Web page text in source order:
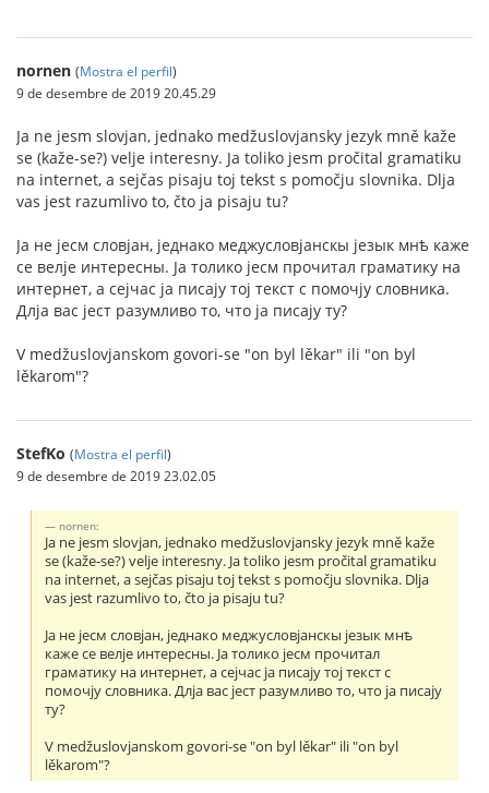
nornen (Mostra el perfil)
9 de desembre de 2019 20.45.29
Ja ne jesm slovjan, jednako medžuslovjansky jezyk mně kaže
se (kaže-se?) velje interesny. Ja toliko jesm pročital gramatiku
na internet, a sejčas pisaju toj tekst s pomočju slovnika. Dlja
vas jest razumlivo to, čto ja pisaju tu?
Jа не jесм словjан, jеднако меджусловjанскы jезык мнѣ каже
се велjе интересны. Jа толико jесм прочитал граматику на
интернет, а сеjчас jа писаjу тоj текст с помочjу словника.
Длjа вас jест разумливо то, что jа писаjу ту?
V medžuslovjanskom govori-se "on byl lěkar" ili "on byl
lěkarom"?
StefKo (Mostra el perfil)
9 de desembre de 2019 23.02.05
nornen:
Ja ne jesm slovjan, jednako medžuslovjansky jezyk mně kaže
se (kaže-se?) velje interesny. Ja toliko jesm pročital gramatiku
na internet, a sejčas pisaju toj tekst s pomočju slovnika. Dlja
vas jest razumlivo to, čto ja pisaju tu?
Jа не jесм словjан, jеднако меджусловjанскы jезык мнѣ
каже се велjе интересны. Jа толико jесм прочитал
граматику на интернет, а сеjчас jа писаjу тоj текст с
помочjу словника. Длjа вас jест разумливо то, что jа писаjу
ту?
V medžuslovjanskom govori-se "on byl lěkar" ili "on byl
lěkarom"?